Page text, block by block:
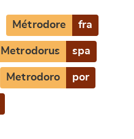
Métrodore fra
Metrodorus spa
Metrodoro por